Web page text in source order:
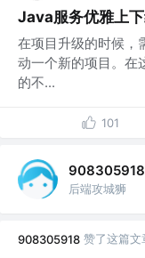
Java服务优雅上
在项目升级的时候，
动一个新的项目。在
的不...
101
908305918
后端攻城狮
908305918 赞了这篇文